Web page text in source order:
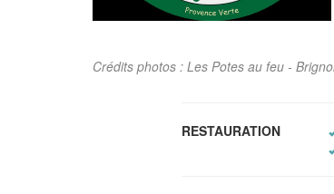
Crédits photos : Les Potes au feu -
RESTAURATION